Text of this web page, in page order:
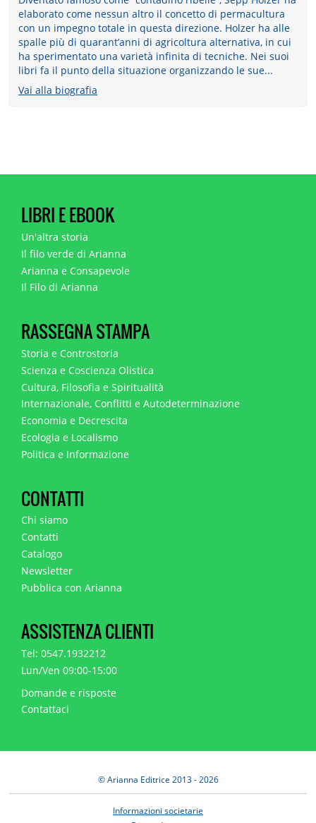
elaborato come nessun altro il concetto di permacultura
con un impegno totale in questa direzione. Holzer ha alle
spalle più di quarant’anni di agricoltura alternativa, in cui
ha sperimentato una varietà infinita di tecniche. Nei suoi
libri fa il punto della situazione organizzando le sue...
Vai alla biografia
LIBRI E EBOOK
Un'altra storia
Il filo verde di Arianna
Arianna e Consapevole
Il Filo di Arianna
RASSEGNA STAMPA
Storia e Controstoria
Scienza e Coscienza Olistica
Cultura, Filosofia e Spiritualità
Internazionale, Conflitti e Autodeterminazione
Economia e Decrescita
Ecologia e Localismo
Politica e Informazione
CONTATTI
Chi siamo
Contatti
Catalogo
Newsletter
Pubblica con Arianna
ASSISTENZA CLIENTI
Tel: 0547.1932212
Lun/Ven 09:00-15:00
Domande e risposte
Contattaci
© Arianna Editrice 2013 - 2026
Informazioni societarie